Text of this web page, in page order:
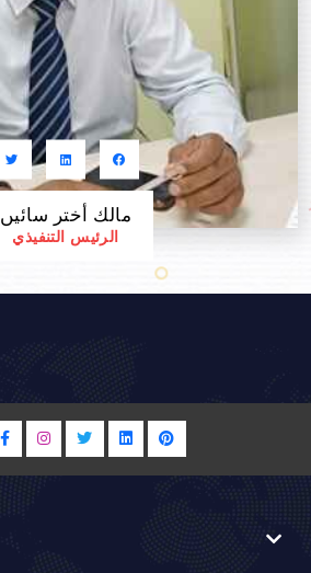
مالك أختر سائیں
الرئيس التنفيذي